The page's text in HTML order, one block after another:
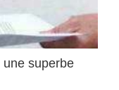
superbe